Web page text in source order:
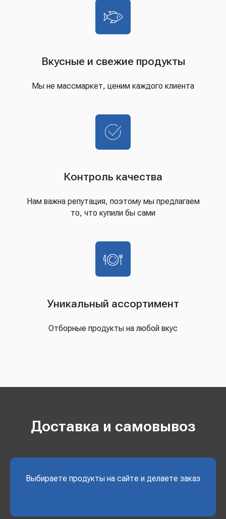
Вкусные и свежие продукты
Мы не массмаркет, ценим каждого клиента
Контроль качества
Нам важна репутация, поэтому мы предлагаем
то, что купили бы сами
Уникальный ассортимент
Отборные продукты на любой вкус
Доставка и самовывоз
Выбираете продукты на сайте и делаете заказ